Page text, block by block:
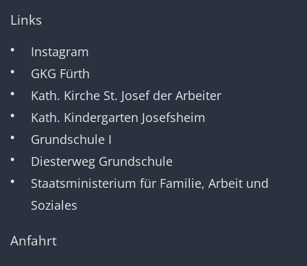
Links
Instagram
GKG Fürth
Kath. Kirche St. Josef der Arbeiter
Kath. Kindergarten Josefsheim
Grundschule I
Diesterweg Grundschule
Staatsministerium für Familie, Arbeit und
Soziales
Anfahrt